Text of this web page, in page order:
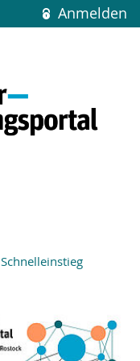
Anmelden
Schnelleinstieg